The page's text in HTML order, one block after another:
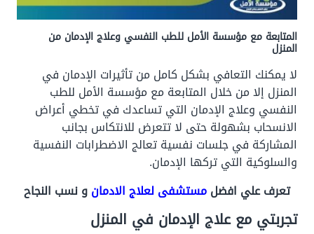
المتابعة مع مؤسسة الأمل للطب النفسي وعلاج الإدمان من
المنزل
لا يمكنك التعافي بشكل كامل من تأثيرات الإدمان في
المنزل إلا من خلال المتابعة مع مؤسسة الأمل للطب
النفسي وعلاج الإدمان التي تساعدك في تخطي أعراض
الانسحاب بشهولة حتى لا تتعرض للانتكاس بجانب
المشاركة في جلسات نفسية تعالج الاضطرابات النفسية
والسلوكية التي تركها الإدمان.
تعرف علي افضلمستشفى لعلاج الادمانو نسب النجاح
تجربتي مع علاج الإدمان في المنزل